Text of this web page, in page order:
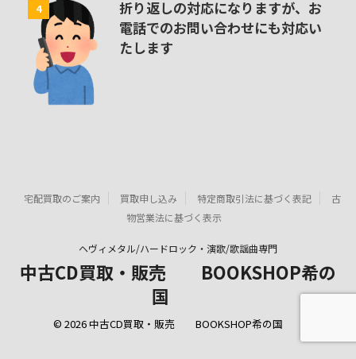
4
折り返しの対応になりますが、お
電話でのお問い合わせにも対応い
たします
宅配買取のご案内 買取申し込み 特定商取引法に基づく表記
古
物営業法に基づく表示
ヘヴィメタル/ハードロック・演歌/歌謡曲専門
中古CD買取・販売 BOOKSHOP希の
国
© 2026 中古CD買取・販売 BOOKSHOP希の国